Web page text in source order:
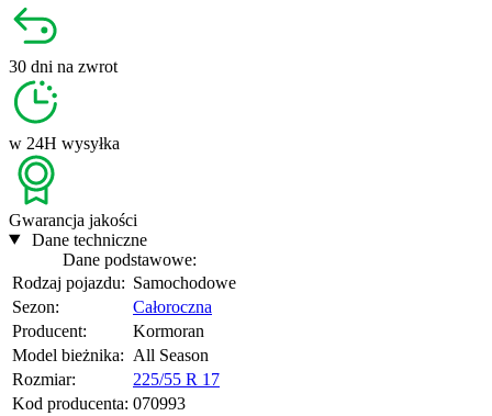
30 dni na zwrot
w 24H wysyłka
Gwarancja jakości
Dane techniczne
Dane podstawowe:
Rodzaj pojazdu: Samochodowe
Sezon:
Całoroczna
Producent:
Kormoran
Model bieżnika: All Season
Rozmiar:
225/55 R 17
Kod producenta: 070993